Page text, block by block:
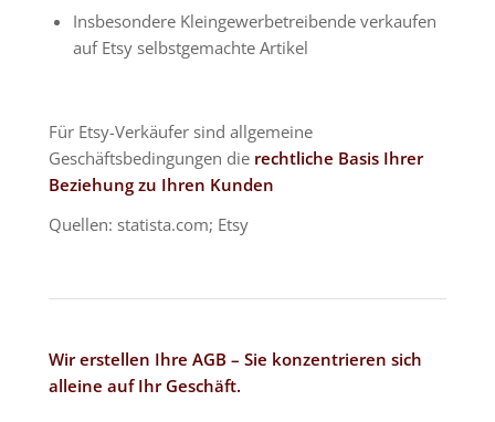
Insbesondere Kleingewerbetreibende verkaufen
auf Etsy selbstgemachte Artikel
Für Etsy-Verkäufer sind allgemeine
Geschäftsbedingungen die rechtliche Basis Ihrer
Beziehung zu Ihren Kunden
Quellen: statista.com; Etsy
Wir erstellen Ihre AGB – Sie konzentrieren sich
alleine auf Ihr Geschäft.